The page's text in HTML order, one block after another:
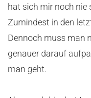
hat sich mir noch nie
Zumindest in den
Dennoch muss man
genauer darauf
man geht.